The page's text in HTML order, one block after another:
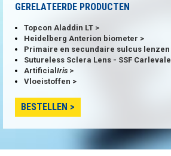
GERELATEERDE PRODUCTEN
Topcon Aladdin LT
Heidelberg Anterion biometer
Primaire en secundaire sulcus lenzen
Sutureless Sclera Lens - SSF Carlevale
ArtificialIris
Vloeistoffen
BESTELLEN